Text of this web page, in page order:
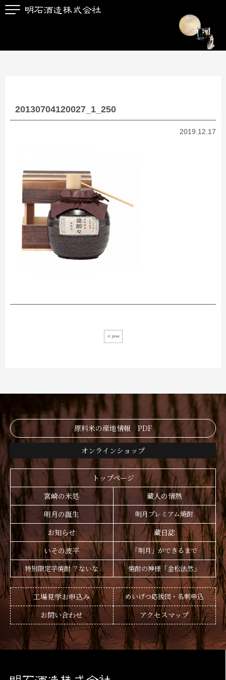
20130704120027_1_250
2019.12.17
≪ prev
原料米の産地情報 PDF
オンラインショップ
トップページ
宮崎の米処
蔵人の情熱
明月の誕生
明月プレミアム焼酎
お知らせ
蔵日誌
いその波平
「明月」ができるまで
特別限定芋焼酎 ？ないな
焼酎の神様「金松法然」
工場見学お申込み めいげつ応援団・名刺申込
お問い合わせ アクセスマップ